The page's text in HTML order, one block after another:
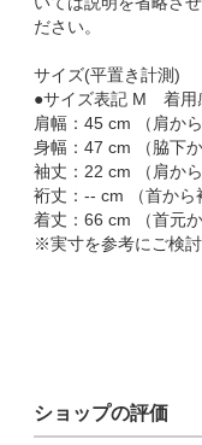
ださい。
サイズ(平置き計測)
●サイズ表記 M 着用
肩幅：45 cm （肩か
身幅：47 cm （脇下
袖丈：22 cm （肩か
裄丈：-- cm （首から
着丈：66 cm （首元
※実寸を参考にご検討
ショップの評価